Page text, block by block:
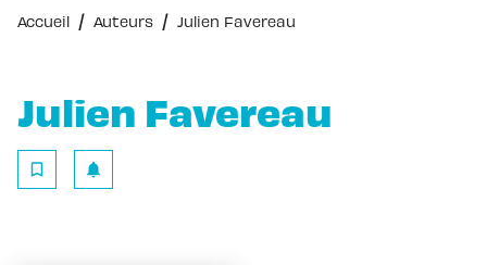
Accueil / Auteurs / Julien Favereau
Julien Favereau
bookmark_border notifications